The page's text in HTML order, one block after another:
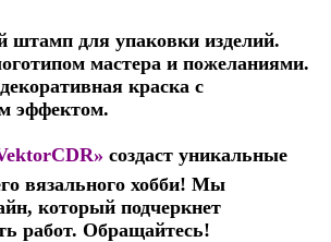
для упаковки изделий.
мастера и пожеланиями.
краска с
эффектом.
создаст уникальные
вязального хобби! Мы
который подчеркнет
работ. Обращайтесь!